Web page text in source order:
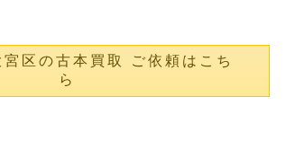
宮区の古本買取 ご依頼はこち
ら